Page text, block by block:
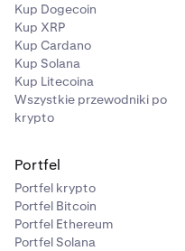
Kup Dogecoin
Kup XRP
Kup Cardano
Kup Solana
Kup Litecoina
Wszystkie przewodniki po
krypto
Portfel
Portfel krypto
Portfel Bitcoin
Portfel Ethereum
Portfel Solana